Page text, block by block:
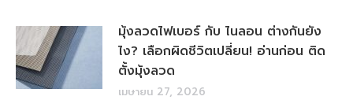
มุ้งลวดไฟเบอร์ กับ ไนลอน ต่างกันยัง
ไง? เลือกผิดชีวิตเปลี่ยน! อ่านก่อน ติด
ตั้งมุ้งลวด
เมษายน 27, 2026